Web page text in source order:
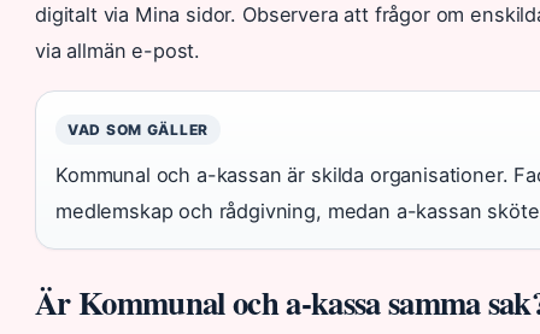
digitalt via Mina sidor. Observera att frågor om
via allmän e-post.
VAD SOM GÄLLER
Kommunal och a-kassan är skilda organisationer.
medlemskap och rådgivning, medan a-kassan
Är Kommunal och a-kassa samma